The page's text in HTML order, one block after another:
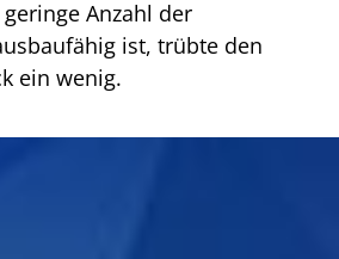
Anzahl der
ist, trübte den
ein wenig.